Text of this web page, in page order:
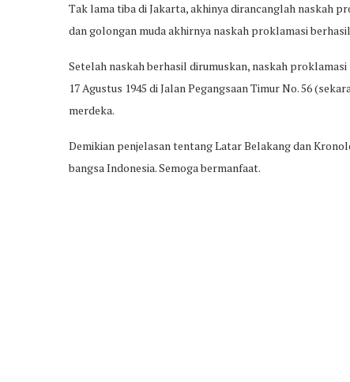
Tak lama tiba di Jakarta, akhinya dirancanglah naskah
dan golongan muda akhirnya naskah proklamasi
Setelah naskah berhasil dirumuskan, naskah
17 Agustus 1945 di Jalan Pegangsaan Timur No. 56
merdeka.
Demikian penjelasan tentang Latar Belakang dan
bangsa Indonesia. Semoga bermanfaat.